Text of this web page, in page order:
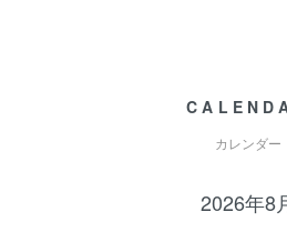
カレンダー
2026年8